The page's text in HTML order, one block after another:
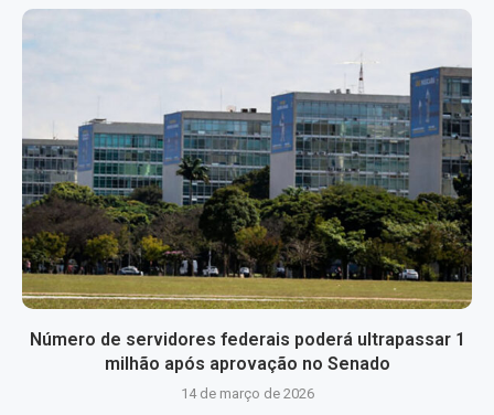
Número de servidores federais poderá ultrapassar 1
milhão após aprovação no Senado
14 de março de 2026